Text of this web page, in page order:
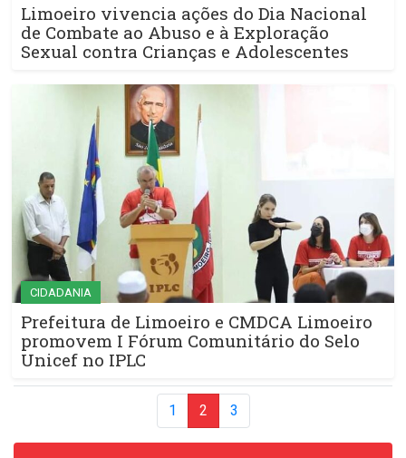
Limoeiro vivencia ações do Dia Nacional
de Combate ao Abuso e à Exploração
Sexual contra Crianças e Adolescentes
CIDADANIA
Prefeitura de Limoeiro e CMDCA Limoeiro
promovem I Fórum Comunitário do Selo
Unicef no IPLC
1 2 3